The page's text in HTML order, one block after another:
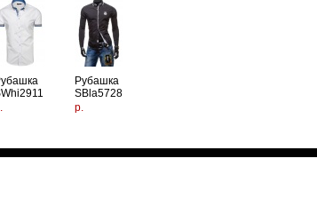
Рубашка
SBla5728
р.